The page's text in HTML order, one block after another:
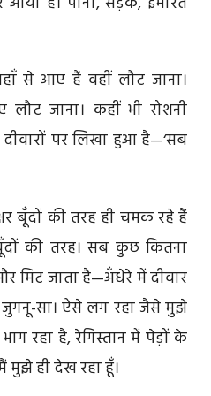
से आए हैं वहीं लौट जाना।
जाना। कहीं भी रोशनी
पर लिखा हुआ है—‘सब
बूँदों की तरह ही चमक रहे हैं
की तरह। सब कुछ कितना
मिट जाता है—अँधेरे में दीवार
सा। ऐसे लग रहा जैसे मुझे
रहा है, रेगिस्तान में पेड़ों के
ही देख रहा हूँ।